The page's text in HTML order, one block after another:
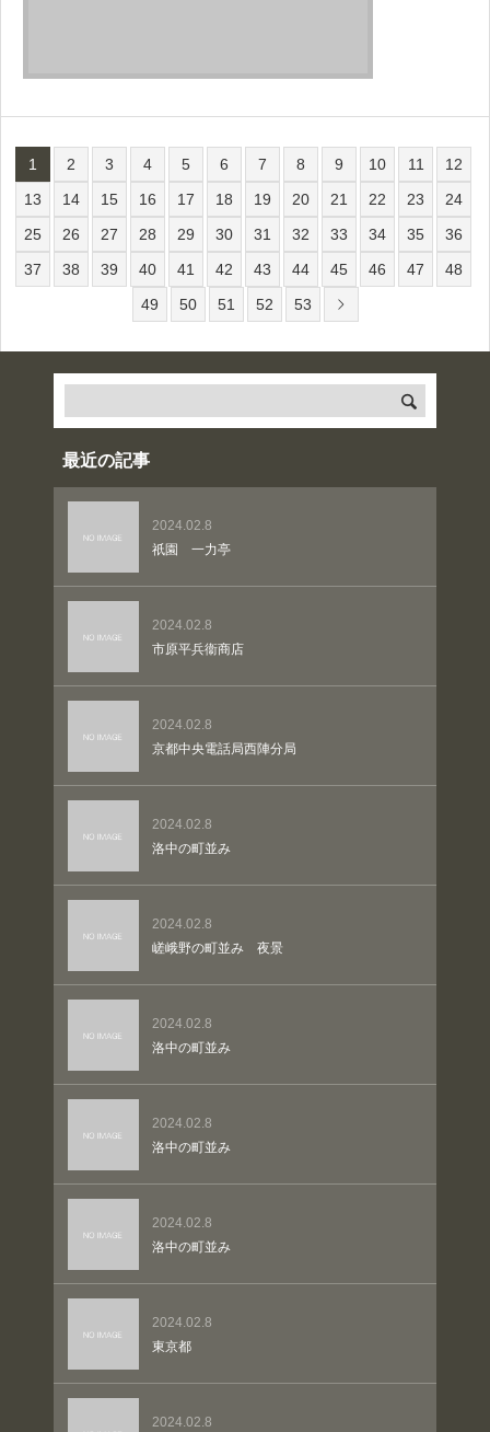
1 2 3 4 5 6 7 8 9 10 11
12
13
14 15 16 17 18 19 20 21 22 23
24
25
26 27 28 29 30 31 32 33 34 35
36
37
38 39 40 41 42 43 44 45 46 47
48
49
50 51 52 53
最近の記事
2024.02.8
祇園 一力亭
2024.02.8
市原平兵衞商店
2024.02.8
京都中央電話局西陣分局
2024.02.8
洛中の町並み
2024.02.8
嵯峨野の町並み 夜景
2024.02.8
洛中の町並み
2024.02.8
洛中の町並み
2024.02.8
洛中の町並み
2024.02.8
東京都
2024.02.8